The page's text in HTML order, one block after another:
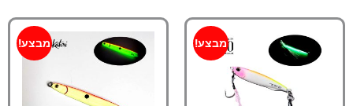
מבצע! מבצע!